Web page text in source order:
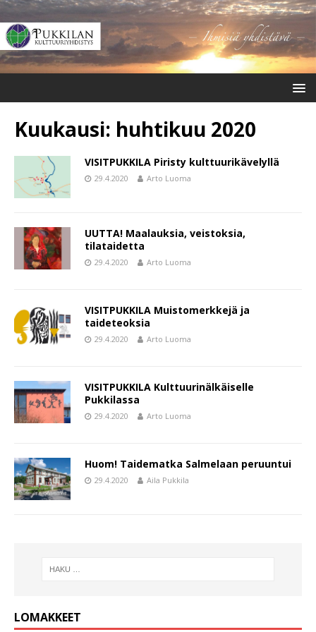
Kuukausi: huhtikuu 2020
VISITPUKKILA Piristy kulttuurikävelyllä
29.4.2020 Arto Luoma
UUTTA! Maalauksia, veistoksia,
tilataidetta
29.4.2020 Arto Luoma
VISITPUKKILA Muistomerkkejä ja
taideteoksia
29.4.2020 Arto Luoma
VISITPUKKILA Kulttuurinälkäiselle
Pukkilassa
29.4.2020 Arto Luoma
Huom! Taidematka Salmelaan peruuntui
29.4.2020 Aila Pukkila
LOMAKKEET